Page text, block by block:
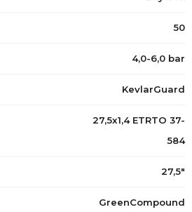
50
4,0-6,0 bar
KevlarGuard
27,5x1,4 ETRTO 37-
584
27,5"
GreenCompound